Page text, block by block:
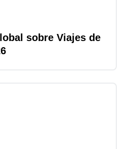
sobre Viajes de